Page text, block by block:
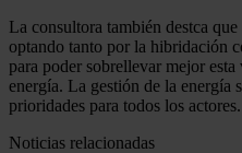
La consultora también destca
optando tanto por la hibridación
para poder sobrellevar mejor
energía. La gestión de la energía
prioridades para todos los actores.
Noticias relacionadas